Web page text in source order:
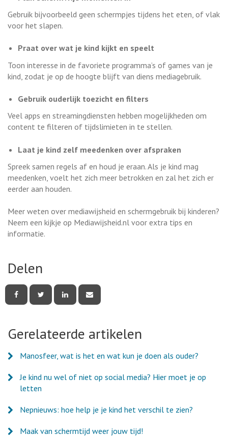
Gebruik bijvoorbeeld geen schermpjes tijdens het eten, of vlak
voor het slapen.
Praat over wat je kind kijkt en speelt
Toon interesse in de favoriete programma’s of games van je
kind, zodat je op de hoogte blijft van diens mediagebruik.
Gebruik ouderlijk toezicht en filters
Veel apps en streamingdiensten hebben mogelijkheden om
content te filteren of tijdslimieten in te stellen.
Laat je kind zelf meedenken over afspraken
Spreek samen regels af en houd je eraan. Als je kind mag
meedenken, voelt het zich meer betrokken en zal het zich er
eerder aan houden.
Meer weten over mediawijsheid en schermgebruik bij kinderen?
Neem een kijkje op Mediawijsheid.nl voor extra tips en
informatie.
Delen
deze deze deze deze
mail
Gerelateerde artikelen
Manosfeer, wat is het en wat kun je doen als ouder?
Je kind nu wel of niet op social media? Hier moet je op
letten
Nepnieuws: hoe help je je kind het verschil te zien?
Maak van schermtijd weer jouw tijd!